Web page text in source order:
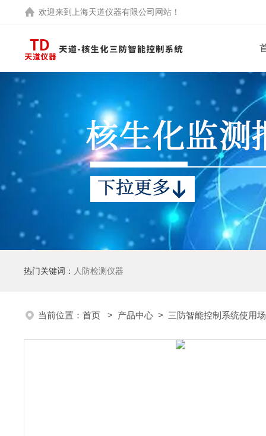
欢迎来到 上海天道仪器有限公司 网站！
热门关键词： 人防检测仪器
当前位置： 首页 > 产品中心 > 三防智能控制系统使用